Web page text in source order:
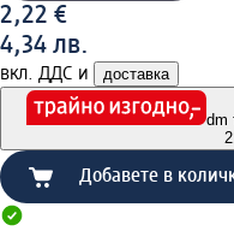
2,22 €
4,34 лв.
вкл. ДДС и доставка
dm
Добавете в